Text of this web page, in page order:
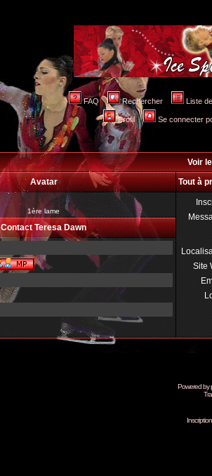
FAQ Rechercher Liste
Profil Se connecter
Voir
Avatar
Tout à
1ère lame
Site
Contact Teresa Dawn
Powered by